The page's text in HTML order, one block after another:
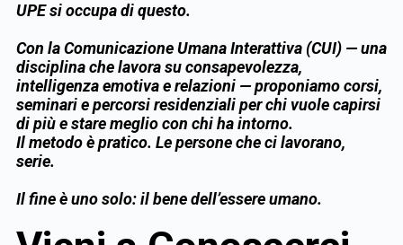
UPE si occupa di questo.
Con la Comunicazione Umana Interattiva (CUI) — una
disciplina che lavora su consapevolezza,
intelligenza emotiva e relazioni — proponiamo corsi,
seminari e percorsi residenziali per chi vuole capirsi
di più e stare meglio con chi ha intorno.
Il metodo è pratico. Le persone che ci lavorano,
serie.
Il fine è uno solo: il bene dell’essere umano.